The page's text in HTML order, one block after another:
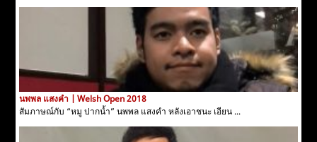
นพพล แสงคำ | Welsh Open 2018
สัมภาษณ์กับ “หมู ปากน้ำ” นพพล แสงคำ หลังเอาชนะ เอียน ...